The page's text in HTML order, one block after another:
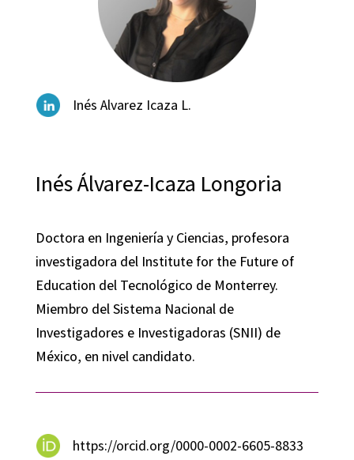
Inés Alvarez Icaza L.
Inés Álvarez-Icaza Longoria
Doctora en Ingeniería y Ciencias, profesora
investigadora del Institute for the Future of
Education del Tecnológico de Monterrey.
Miembro del Sistema Nacional de
Investigadores e Investigadoras (SNII) de
México, en nivel candidato.
https://orcid.org/0000-0002-6605-8833